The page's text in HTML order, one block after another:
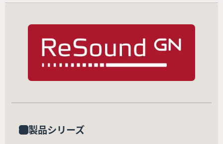
製品シリーズ